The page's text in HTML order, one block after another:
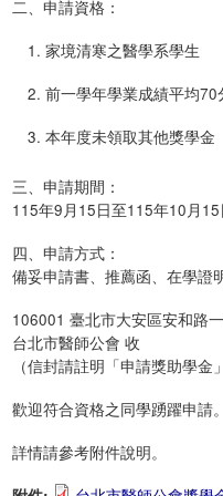
二、申請資格：
家境清寒之醫學系學生
前一學年學業成績平均
本年度未領取其他獎學金
三、申請期間：
115年9月15日至115年10月15
四、申請方式：
備妥申請書、推薦函、在學證
106001 臺北市大安區安和路
台北市醫師公會 收
（信封請註明「申請獎助學金
歡迎符合資格之同學踴躍申請。
詳情請參考附件說明。